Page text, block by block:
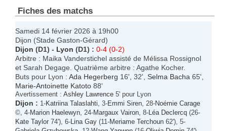
Fiches des matchs
Samedi 14 février 2026 à 19h00
Dijon (Stade Gaston-Gérard)
Dijon (D1) - Lyon (D1) : 0-4 (0-2)
Arbitre : Maika Vanderstichel assisté de Mélissa Rossignol
et Sarah Degage. Quatrième arbitre : Agathe Kocher.
Buts pour Lyon : Ada Hegerberg 16', 32', Selma Bacha 65',
Marie-Antoinette Katoto 88'
Avertissement : Ashley Lawrence 5' pour Lyon
Dijon : 1-Katriina Talaslahti , 3-Emmi Siren , 28-Noémie Carage
©, 4-Marion Haelewyn , 24-Margaux Vairon , 8- Léa Declercq (26-
Kate Taylor 74'), 6- Lina Gay (11-Meriame Terchoun 62'), 5-